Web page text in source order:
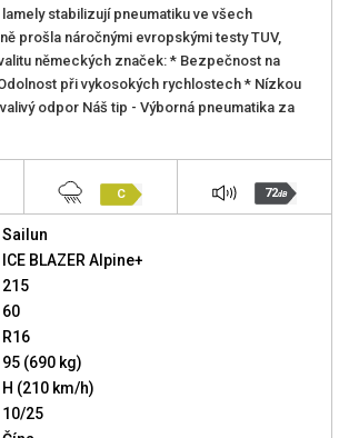
stabilizují­ pneumatiku ve všech
prošla náročnými evropskými testy TUV,
německých značek: * Bezpečnost na
při vykosokých rychlostech * Nízkou
odpor Náš tip - Výborná pneumatika za
C 72dB
Sailun
ICE BLAZER Alpine+
215
60
R16
95 (690 kg)
H (210 km/h)
10/25